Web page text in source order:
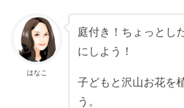
はなこ
庭付き！ちょっとし
にしよう！
子どもと沢山お花を
う。